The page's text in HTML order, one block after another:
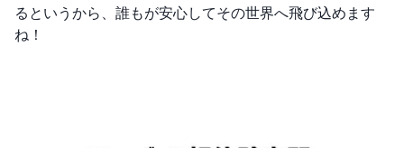
るというから、誰もが安心してその世界へ飛び込めます
ね！